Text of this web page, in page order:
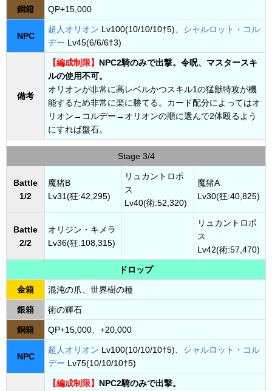
銅箱 QP+15,000
NPC
超人オリオン Lv100(10/10/10†5)、 シャルロット・コル
デー Lv45(6/6/6†3)
備考
【編成制限】 NPC2騎のみで出撃。令呪、マスタースキ
ルの使用不可。
オリオンが非常に高レベルかつスキル1の猛獣特攻が機
能するため非常に楽に勝てる。カード配分によってはオ
リオン→コルデー→オリオンの順に選んで2体殴るよう
にすれば盤石。
Stage 3/4
Battle
1/2
魔猪B
Lv31(狂:42,295)
リュカントロポ
ス
Lv40(術:52,320)
魔猪A
Lv30(狂:40,825)
Battle
2/2
オリジン・キメラ
Lv36(狂:108,315)
リュカントロポ
ス
Lv42(術:57,470)
ドロップ
金箱 混沌の爪、世界樹の種
銀箱 術の輝石
銅箱 QP+15,000、+20,000
NPC
超人オリオン Lv100(10/10/10†5)、 シャルロット・コル
デー Lv75(10/10/10†5)
【編成制限】 NPC2騎のみで出撃。